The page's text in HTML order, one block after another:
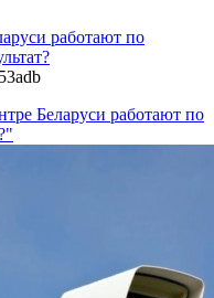
работают по
Беларуси работают по